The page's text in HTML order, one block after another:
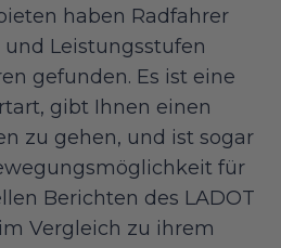
haben Radfahrer
Leistungsstufen
gefunden. Es ist eine
gibt Ihnen einen
zu gehen, und ist sogar
für
Berichten des LADOT
Vergleich zu ihrem